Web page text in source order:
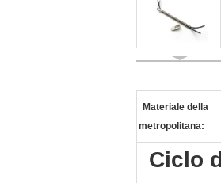
Materiale della
metropolitana:
Ciclo